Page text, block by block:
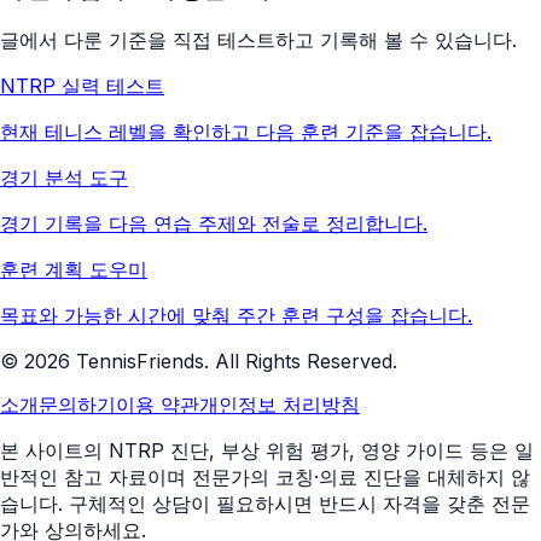
글에서 다룬 기준을 직접 테스트하고 기록해 볼 수 있습니다.
NTRP 실력 테스트
현재 테니스 레벨을 확인하고 다음 훈련 기준을 잡습니다.
경기 분석 도구
경기 기록을 다음 연습 주제와 전술로 정리합니다.
훈련 계획 도우미
목표와 가능한 시간에 맞춰 주간 훈련 구성을 잡습니다.
© 2026 TennisFriends. All Rights Reserved.
소개문의하기이용 약관개인정보 처리방침
본 사이트의 NTRP 진단, 부상 위험 평가, 영양 가이드 등은 일
반적인 참고 자료이며 전문가의 코칭·의료 진단을 대체하지 않
습니다. 구체적인 상담이 필요하시면 반드시 자격을 갖춘 전문
가와 상의하세요.